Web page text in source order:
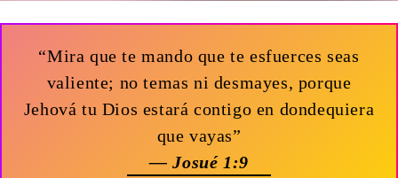
“Mira que te mando que te esfuerces seas
valiente; no temas ni desmayes, porque
Jehová tu Dios estará contigo en dondequiera
que vayas”
— Josué 1:9